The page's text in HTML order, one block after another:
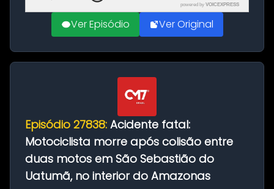
powered by VOICEXPRESS
Ver Episódio Ver Original
Episódio 27838: Acidente fatal:
Motociclista morre após colisão entre
duas motos em São Sebastião do
Uatumã, no interior do Amazonas